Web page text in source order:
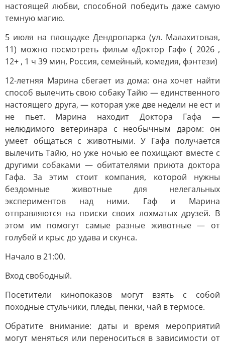
настоящей любви, способной победить даже самую
темную магию.
5 июля на площадке Дендропарка (ул. Малахитовая,
11) можно посмотреть фильм «Доктор Гаф» ( 2026 ,
12+ , 1 ч 39 мин, Россия, семейный, комедия, фэнтези)
12-летняя Марина сбегает из дома: она хочет найти
способ вылечить свою собаку Тайю — единственного
настоящего друга, — которая уже две недели не ест и
не пьет. Марина находит Доктора Гафа —
нелюдимого ветеринара с необычным даром: он
умеет общаться с животными. У Гафа получается
вылечить Тайю, но уже ночью ее похищают вместе с
другими собаками — обитателями приюта доктора
Гафа. За этим стоит компания, которой нужны
бездомные животные для нелегальных
экспериментов над ними. Гаф и Марина
отправляются на поиски своих лохматых друзей. В
этом им помогут самые разные животные — от
голубей и крыс до удава и скунса.
Начало в 21:00.
Вход свободный.
Посетители кинопоказов могут взять с собой
походные стульчики, пледы, пенки, чай в термосе.
Обратите внимание: даты и время мероприятий
могут меняться или переноситься в зависимости от